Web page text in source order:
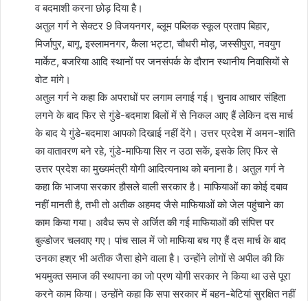
व बदमाशी करना छोड़ दिया है।
अतुल गर्ग ने सेक्टर 9 विजयनगर, ब्लूम पब्लिक स्कूल प्रताप बिहार,
मिर्जापुर, बागू, इस्लामनगर, कैला भट्टा, चौधरी मोड़, जस्सीपुरा, नवयुग
मार्केट, बजरिया आदि स्थानों पर जनसंपर्क के दौरान स्थानीय निवासियों से
वोट मांगे।
अतुल गर्ग ने कहा कि अपराधों पर लगाम लगाई गई। चुनाव आचार संहिता
लगने के बाद फिर से गुंडे-बदमाश बिलों में से निकल आए हैं लेकिन दस मार्च
के बाद ये गुंडे-बदमाश आपको दिखाई नहीं देंगे। उत्तर प्रदेश में अमन-शांति
का वातावरण बने रहे, गुंडे-माफिया सिर न उठा सकें, इसके लिए फिर से
उत्तर प्रदेश का मुख्यमंत्री योगी आदित्यनाथ को बनाना है। अतुल गर्ग ने
कहा कि भाजपा सरकार हौसले वाली सरकार है। माफियाओं का कोई दबाव
नहीं मानती है, तभी तो अतीक अहमद जैसे माफियाओं को जेल पहुंचाने का
काम किया गया। अवैध रूप से अर्जित की गई माफियाओं की संपित्त पर
बुल्डोजर चलवाए गए। पांच साल में जो माफिया बच गए हैं दस मार्च के बाद
उनका हश्र भी अतीक जैसा होने वाला है। उन्होंने लोगों से अपील की कि
भयमुक्त समाज की स्थापना का जो प्रण योगी सरकार ने किया था उसे पूरा
करने काम किया। उन्होंने कहा कि सपा सरकार में बहन-बेटियां सुरक्षित नहीं